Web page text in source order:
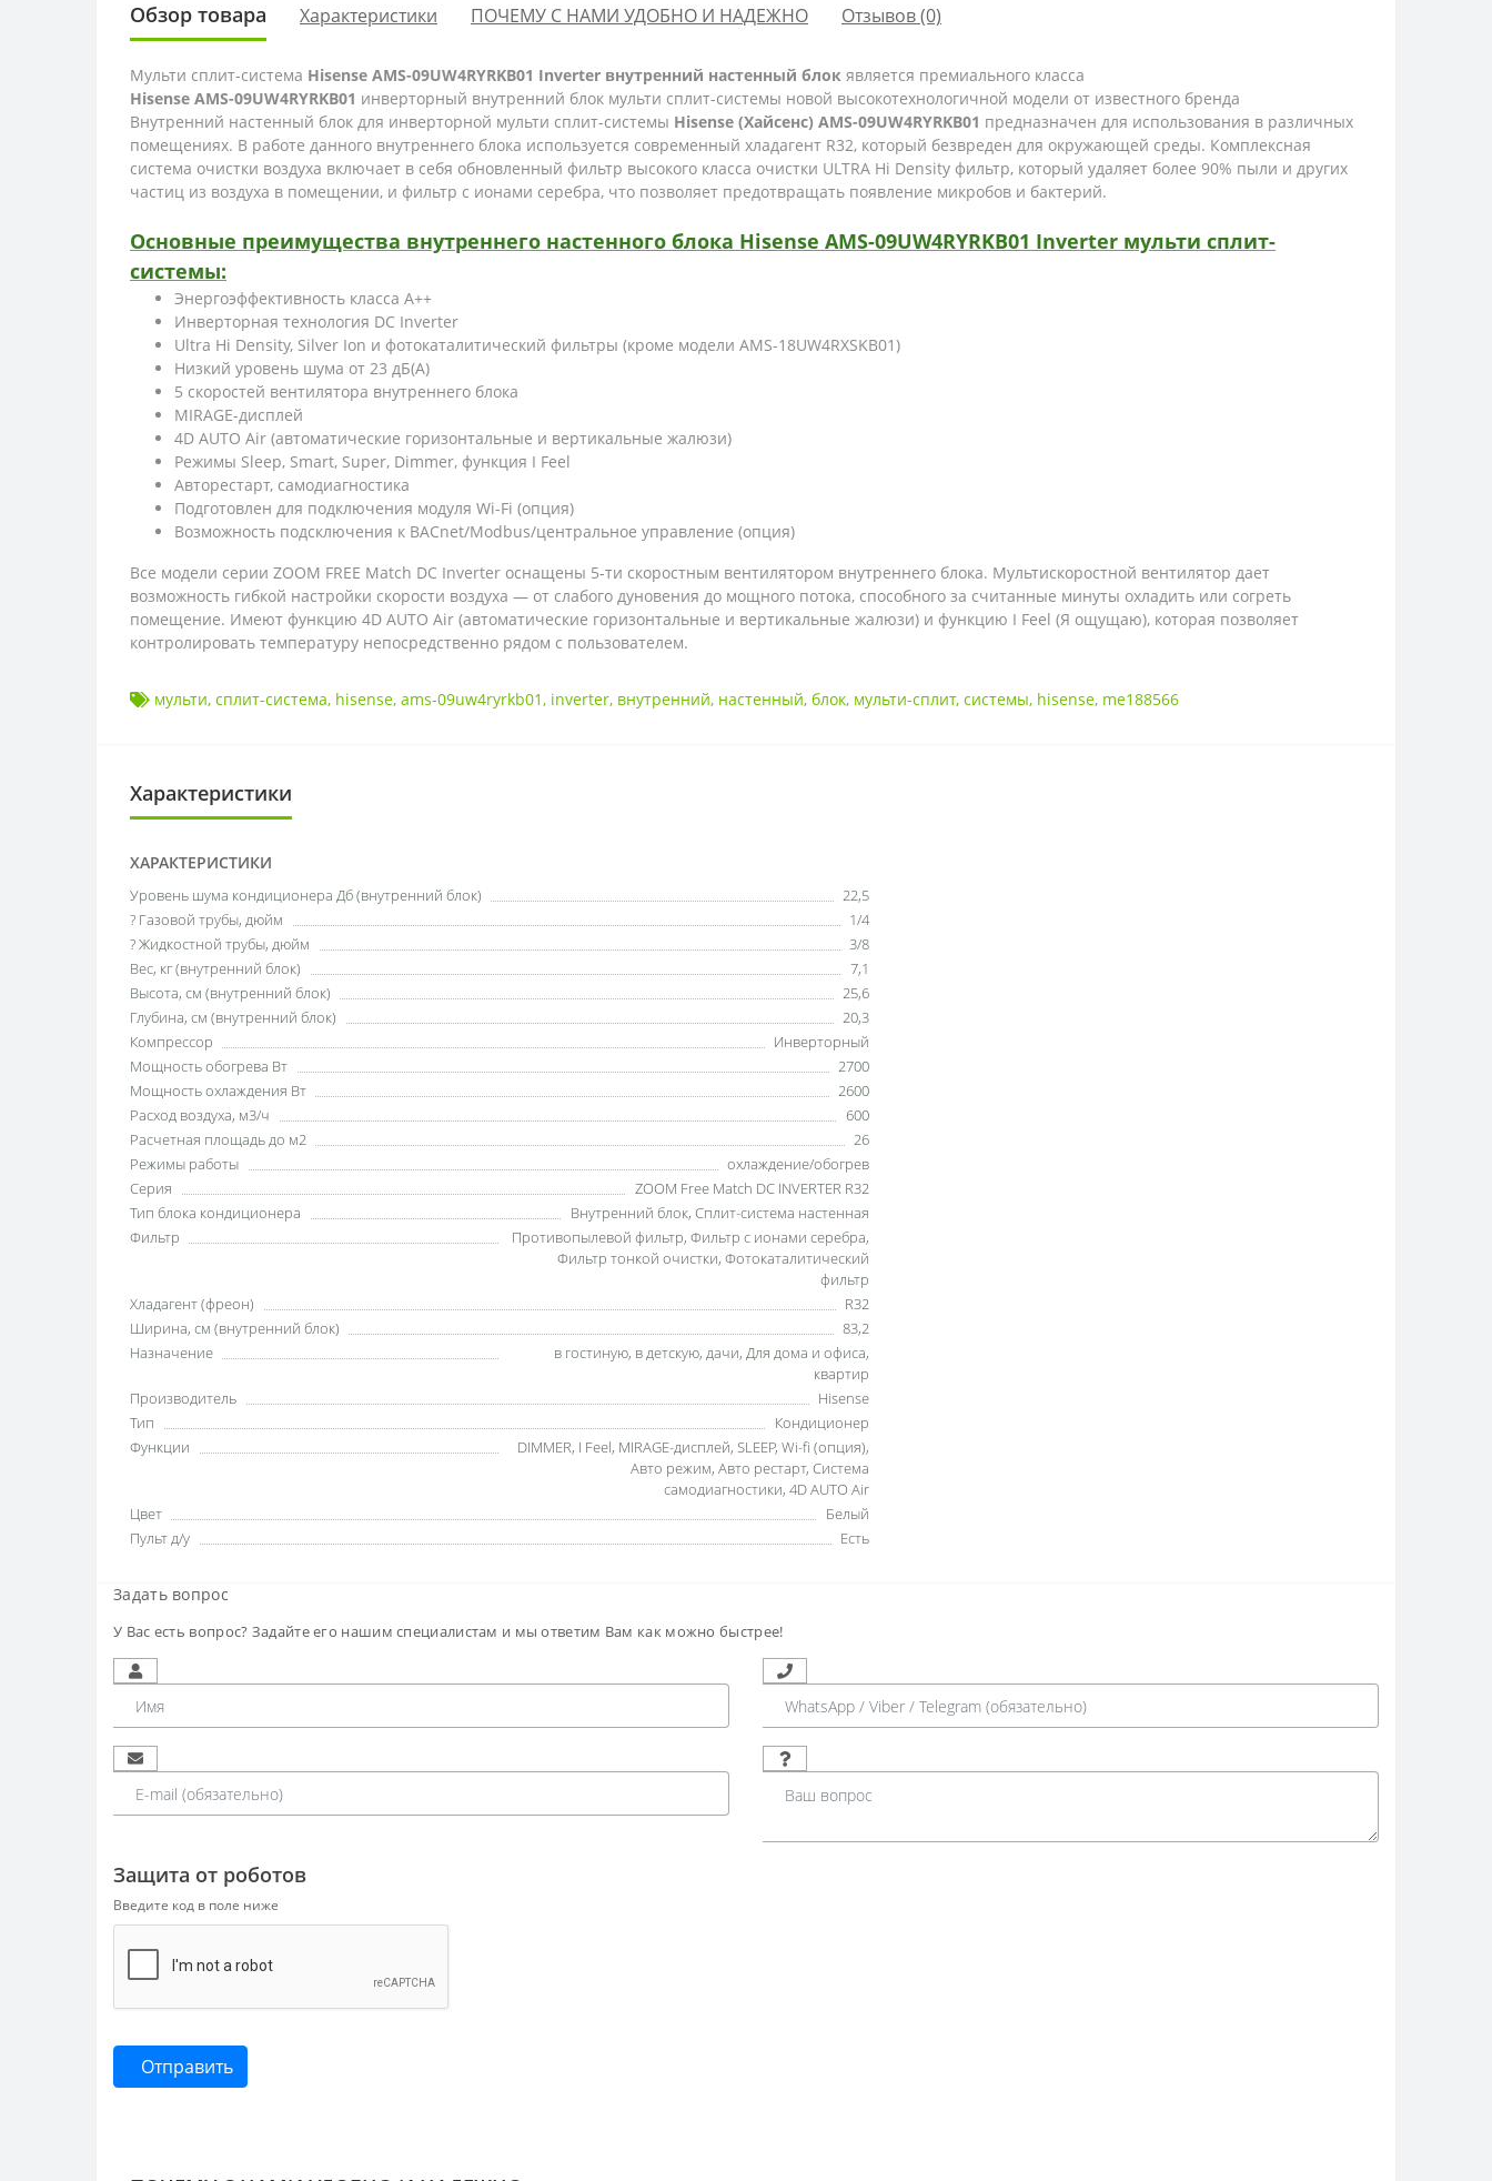
Обзор товара Характеристики ПОЧЕМУ С НАМИ УДОБНО И НАДЕЖНО Отзывов (0)
Мульти сплит-система Hisense AMS-09UW4RYRKB01 Inverter внутренний настенный блок является премиального класса
Hisense AMS-09UW4RYRKB01 инверторный внутренний блок мульти сплит-системы новой высокотехнологичной модели от известного бренда
Внутренний настенный блок для инверторной мульти сплит-системы Hisense (Хайсенс) AMS-09UW4RYRKB01 предназначен для использования в различных
помещениях. В работе данного внутреннего блока используется современный хладагент R32, который безвреден для окружающей среды. Комплексная
система очистки воздуха включает в себя обновленный фильтр высокого класса очистки ULTRA Hi Density фильтр, который удаляет более 90% пыли и других
частиц из воздуха в помещении, и фильтр с ионами серебра, что позволяет предотвращать появление микробов и бактерий.
Основные преимущества внутреннего настенного блока Hisense AMS-09UW4RYRKB01 Inverter мульти сплит-
системы:
Энергоэффективность класса А++
Инверторная технология DC Inverter
Ultra Hi Density, Silver Ion и фотокаталитический фильтры (кроме модели AMS-18UW4RXSKB01)
Низкий уровень шума от 23 дБ(А)
5 скоростей вентилятора внутреннего блока
MIRAGE-дисплей
4D AUTO Air (автоматические горизонтальные и вертикальные жалюзи)
Режимы Sleep, Smart, Super, Dimmer, функция I Feel
Авторестарт, самодиагностика
Подготовлен для подключения модуля Wi-Fi (опция)
Возможность подсключения к BACnet/Modbus/центральное управление (опция)
Все модели серии ZOOM FREE Match DC Inverter оснащены 5-ти скоростным вентилятором внутреннего блока. Мультискоростной вентилятор дает
возможность гибкой настройки скорости воздуха — от слабого дуновения до мощного потока, способного за считанные минуты охладить или согреть
помещение. Имеют функцию 4D AUTO Air (автоматические горизонтальные и вертикальные жалюзи) и функцию I Feel (Я ощущаю), которая позволяет
контролировать температуру непосредственно рядом с пользователем.
мульти, сплит-система, hisense, ams-09uw4ryrkb01, inverter, внутренний, настенный, блок, мульти-сплит, системы, hisense, me188566
Характеристики
ХАРАКТЕРИСТИКИ
Уровень шума кондиционера Дб (внутренний блок)
22,5
? Газовой трубы, дюйм
1/4
? Жидкостной трубы, дюйм
3/8
Вес, кг (внутренний блок)
7,1
Высота, см (внутренний блок)
25,6
Глубина, см (внутренний блок)
20,3
Компрессор
Инверторный
Мощность обогрева Вт
2700
Мощность охлаждения Вт
2600
Расход воздуха, м3/ч
600
Расчетная площадь до м2
26
Режимы работы
охлаждение/обогрев
Серия
ZOOM Free Match DC INVERTER R32
Тип блока кондиционера
Внутренний блок, Сплит-система настенная
Фильтр
Противопылевой фильтр, Фильтр с ионами серебра,
Фильтр тонкой очистки, Фотокаталитический
фильтр
Хладагент (фреон)
R32
Ширина, см (внутренний блок)
83,2
Назначение
в гостиную, в детскую, дачи, Для дома и офиса,
квартир
Производитель
Hisense
Тип
Кондиционер
Функции
DIMMER, I Feel, MIRAGE-дисплей, SLEEP, Wi-fi (опция),
Авто режим, Авто рестарт, Система
самодиагностики, 4D AUTO Air
Цвет
Белый
Пульт д/у
Есть
Задать вопрос
У Вас есть вопрос? Задайте его нашим специалистам и мы ответим Вам как можно быстрее!
Защита от роботов
Введите код в поле ниже
Отправить